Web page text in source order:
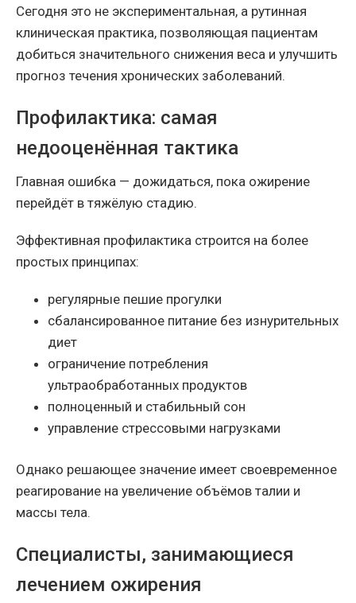
Сегодня это не экспериментальная, а рутинная
клиническая практика, позволяющая пациентам
добиться значительного снижения веса и улучшить
прогноз течения хронических заболеваний.
Профилактика: самая
недооценённая тактика
Главная ошибка — дожидаться, пока ожирение
перейдёт в тяжёлую стадию.
Эффективная профилактика строится на более
простых принципах:
регулярные пешие прогулки
сбалансированное питание без изнурительных
диет
ограничение потребления
ультраобработанных продуктов
полноценный и стабильный сон
управление стрессовыми нагрузками
Однако решающее значение имеет своевременное
реагирование на увеличение объёмов талии и
массы тела.
Специалисты, занимающиеся
лечением ожирения